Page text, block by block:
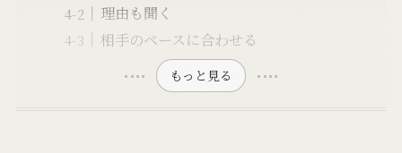
理由も聞く
相手のペースに合わせる
もっと見る